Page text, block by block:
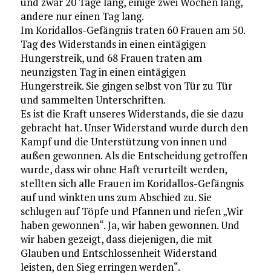
andere nur einen Tag lang.
Im Koridallos-Gefängnis traten 60 Frauen am 50.
Tag des Widerstands in einen eintägigen
Hungerstreik, und 68 Frauen traten am
neunzigsten Tag in einen eintägigen
Hungerstreik. Sie gingen selbst von Tür zu Tür
und sammelten Unterschriften.
Es ist die Kraft unseres Widerstands, die sie dazu
gebracht hat. Unser Widerstand wurde durch den
Kampf und die Unterstützung von innen und
außen gewonnen. Als die Entscheidung getroffen
wurde, dass wir ohne Haft verurteilt werden,
stellten sich alle Frauen im Koridallos-Gefängnis
auf und winkten uns zum Abschied zu. Sie
schlugen auf Töpfe und Pfannen und riefen „Wir
haben gewonnen“. Ja, wir haben gewonnen. Und
wir haben gezeigt, dass diejenigen, die mit
Glauben und Entschlossenheit Widerstand
leisten, den Sieg erringen werden“.